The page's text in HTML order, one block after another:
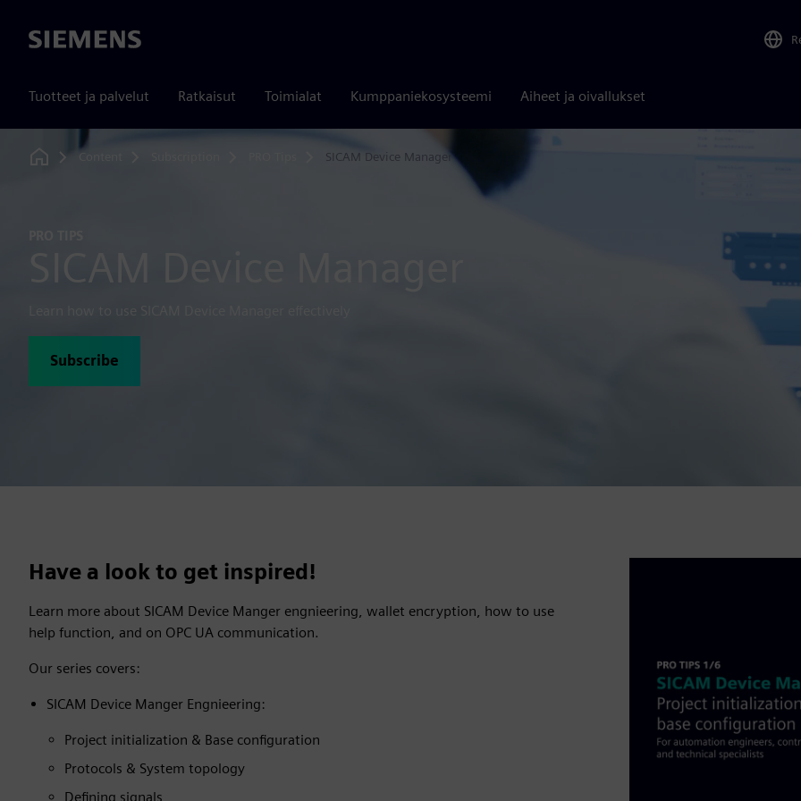
Siemens
Tuotteet ja palvelut Ratkaisut Toimialat Kumppaniekosysteemi Aiheet ja oivallukset
Home
Content SICAM Device Manager
SICAM Device Manager
Subscribe
Have a look to get inspired!
Learn more about SICAM Device Manger engnieering, wallet encryption, how to use
help function, and on OPC UA communication.
Our series covers:
SICAM Device Manger Engnieering:
Project initialization & Base configuration
Protocols & System topology
Defining signals